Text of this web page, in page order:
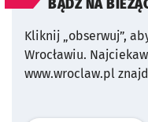
BĄDŹ NA
Kliknij „obserwuj”,
Wrocławiu.
www.wroclaw.pl